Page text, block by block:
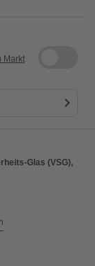
Markt
Glas (VSG),